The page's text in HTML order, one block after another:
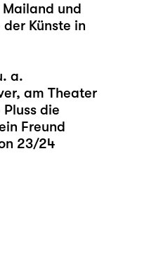
und
Künste in
a.
am Theater
die
Freund
23/24